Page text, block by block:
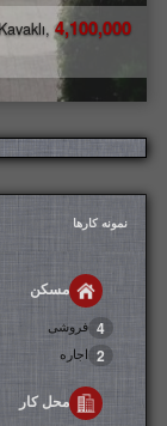
4,100,000 TL
نمونه کارها
مسکن
فروشی 4
اجاره 2
محل کار